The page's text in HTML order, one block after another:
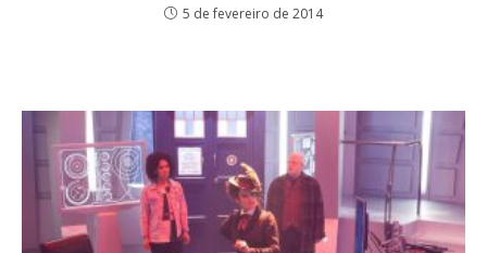
5 de fevereiro de 2014